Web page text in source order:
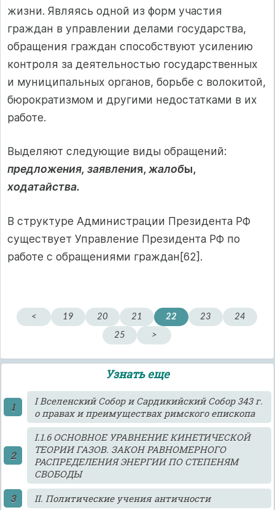
жизни. Являясь одной из форм участия
граждан в управлении делами государства,
обращения граждан способствуют усилению
контроля за деятельностью государственных
и муниципальных органов, борьбе с волокитой,
бюрократизмом и другими недостатками в их
работе.
Выделяют следующие виды обращений:
предложения, заявления, жалобы,
ходатайства.
В структуре Администрации Президента РФ
существует Управление Президента РФ по
работе с обращениями граждан[62].
< 19 20 21 22 23
24
25
>
Узнать еще
I Вселенский Собор и Сардикийский Собор 343 г.
о правах и преимуществах римского епископа
I.1.6 ОСНОВНОЕ УРАВНЕНИЕ КИНЕТИЧЕСКОЙ
ТЕОРИИ ГАЗОВ. ЗАКОН РАВНОМЕРНОГО
РАСПРЕДЕЛЕНИЯ ЭНЕРГИИ ПО СТЕПЕНЯМ
СВОБОДЫ
II. Политические учения античности